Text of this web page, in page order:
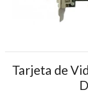
Tarjeta de